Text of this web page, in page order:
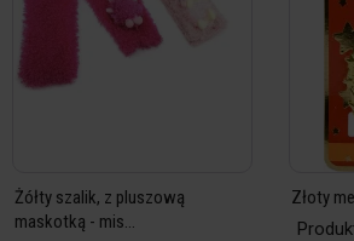
Żółty szalik, z pluszową
maskotką - mis...
Złoty